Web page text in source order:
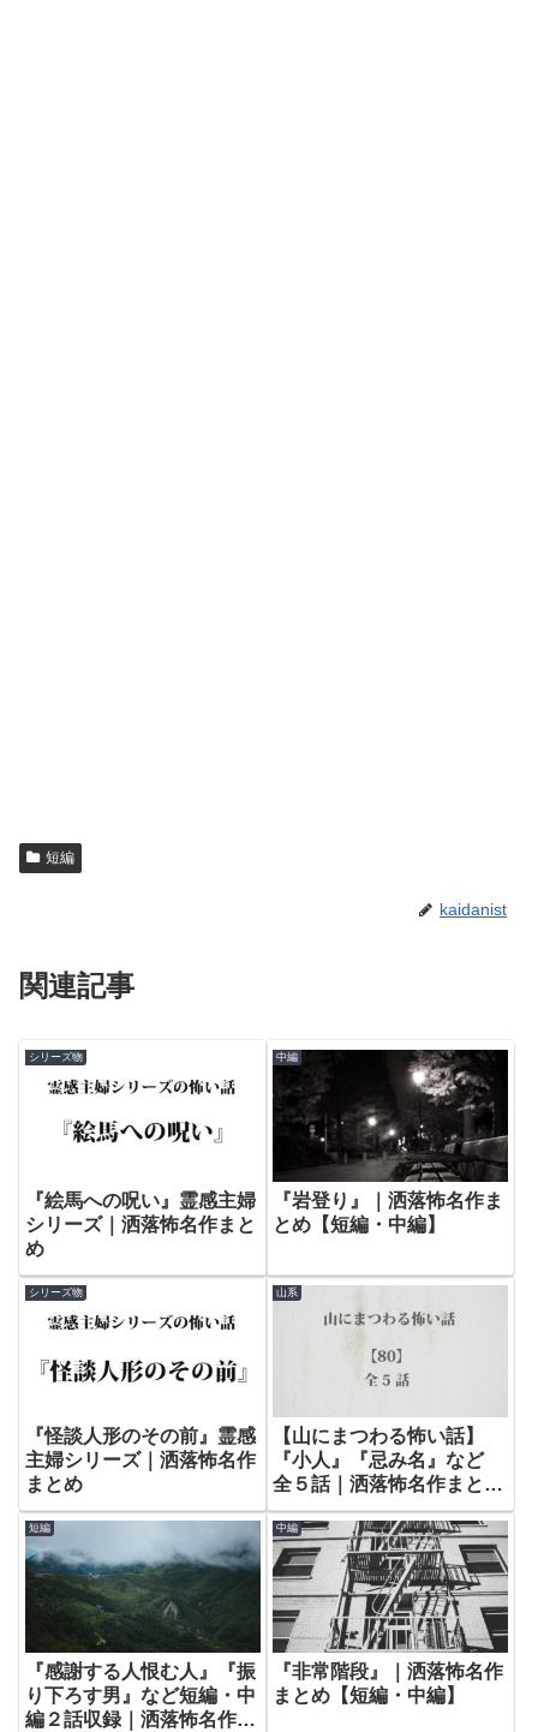
短編
kaidanist
関連記事
シリーズ物
『絵馬への呪い』霊感主婦
シリーズ｜洒落怖名作まと
め
中編
『岩登り』｜洒落怖名作ま
とめ【短編・中編】
シリーズ物
『怪談人形のその前』霊感
主婦シリーズ｜洒落怖名作
まとめ
山系
【山にまつわる怖い話】
『小人』『忌み名』など
全５話｜洒落怖名作まとめ
– 山編【80】
短編
『感謝する人恨む人』『振
り下ろす男』など短編・中
編２話収録｜洒落怖名作ま
中編
『非常階段』｜洒落怖名作
まとめ【短編・中編】